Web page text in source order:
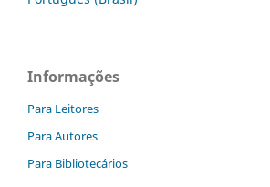
Informações
Para Leitores
Para Autores
Para Bibliotecários